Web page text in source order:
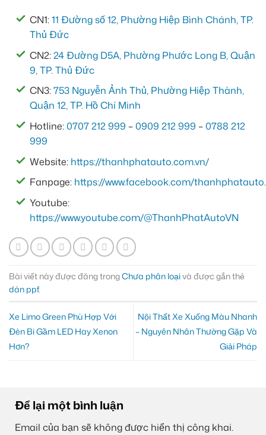
CN1:11 Đường số 12, Phường Hiệp Bình Chánh, TP.
Thủ Đức
CN2:24 Đường D5A, Phường Phước Long B, Quận
9, TP. Thủ Đức
CN3:753 Nguyễn Ảnh Thủ, Phường Hiệp Thành,
Quận 12, TP. Hồ Chí Minh
Hotline:0707 212 999 –0909 212 999 –0788 212
999
Website: https://thanhphatauto.com.vn/
Fanpage: https://www.facebook.com/
Youtube:
https://www.youtube.com/@ThanhPhatAutoVN
Bài viết này được đăng trongChưa phân loạivà được gắn thẻ
dán ppf.
Xe Limo Green Phù Hợp Với
Đèn Bi Gầm LED Hay Xenon
Hơn?
Nội Thất Xe Xuống Màu Nhanh
– Nguyên Nhân Thường Gặp Và
Giải Pháp
Để lại một bình luận
Email của bạn sẽ không được hiển thị công khai.